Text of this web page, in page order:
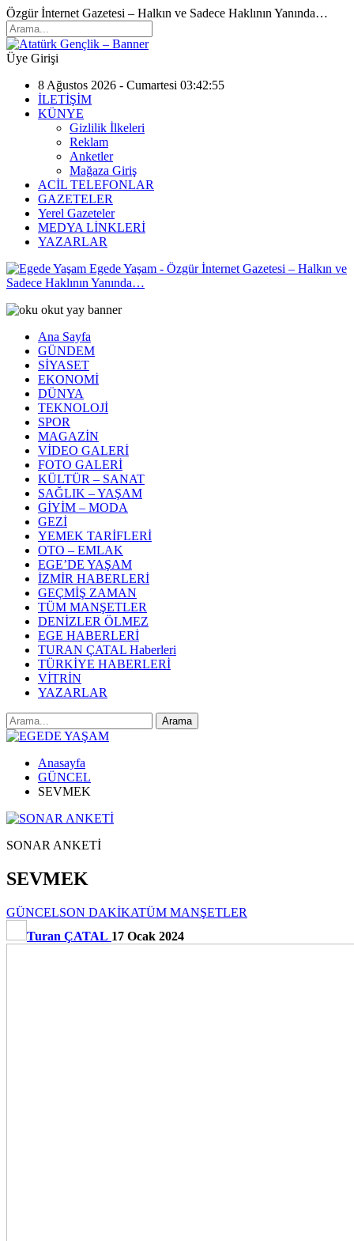
Özgür İnternet Gazetesi – Halkın ve Sadece Haklının Yanında…
Üye Girişi
8 Ağustos 2026 - Cumartesi 03:42:55
İLETİŞİM
KÜNYE
Gizlilik İlkeleri
Reklam
Anketler
Mağaza Giriş
ACİL TELEFONLAR
GAZETELER
Yerel Gazeteler
MEDYA LİNKLERİ
YAZARLAR
Egede Yaşam - Özgür İnternet Gazetesi – Halkın ve
Sadece Haklının Yanında…
Ana Sayfa
GÜNDEM
SİYASET
EKONOMİ
DÜNYA
TEKNOLOJİ
SPOR
MAGAZİN
VİDEO GALERİ
FOTO GALERİ
KÜLTÜR – SANAT
SAĞLIK – YAŞAM
GİYİM – MODA
GEZİ
YEMEK TARİFLERİ
OTO – EMLAK
EGE’DE YAŞAM
İZMİR HABERLERİ
GEÇMİŞ ZAMAN
TÜM MANŞETLER
DENİZLER ÖLMEZ
EGE HABERLERİ
TURAN ÇATAL Haberleri
TÜRKİYE HABERLERİ
VİTRİN
YAZARLAR
Anasayfa
GÜNCEL
SEVMEK
SONAR ANKETİ
SEVMEK
GÜNCELSON DAKİKATÜM MANŞETLER
Turan ÇATAL 17 Ocak 2024